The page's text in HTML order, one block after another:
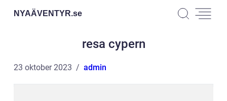
NYAÄVENTYR.se
resa cypern
23 oktober 2023 admin